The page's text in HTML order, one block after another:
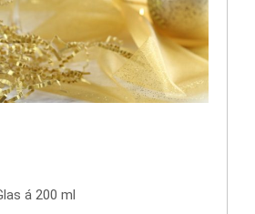
á 200 ml